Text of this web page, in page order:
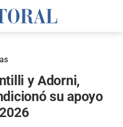
y Adorni,
su apoyo